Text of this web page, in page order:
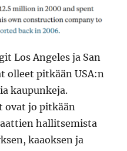
Los Angeles ja San
olleet pitkään USA:n
kaupunkeja.
ovat jo pitkään
hallitsemista
kaaoksen ja